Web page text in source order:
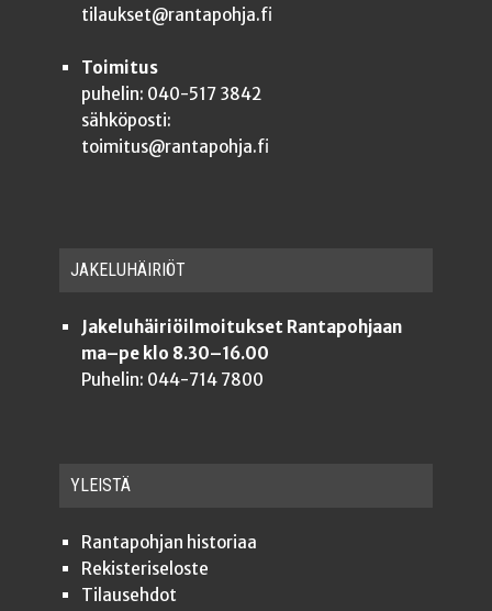
tilaukset@rantapohja.fi
Toimitus
puhelin: 040-517 3842
sähköposti:
toimitus@rantapohja.fi
JAKE­LU­HÄI­RIÖT
Jakeluhäiriöilmoitukset Rantapohjaan
ma–pe klo 8.30–16.00
Puhelin: 044-714 7800
YLEISTÄ
Ran­ta­poh­jan historiaa
Rekis­te­ri­se­los­te
Tilauseh­dot